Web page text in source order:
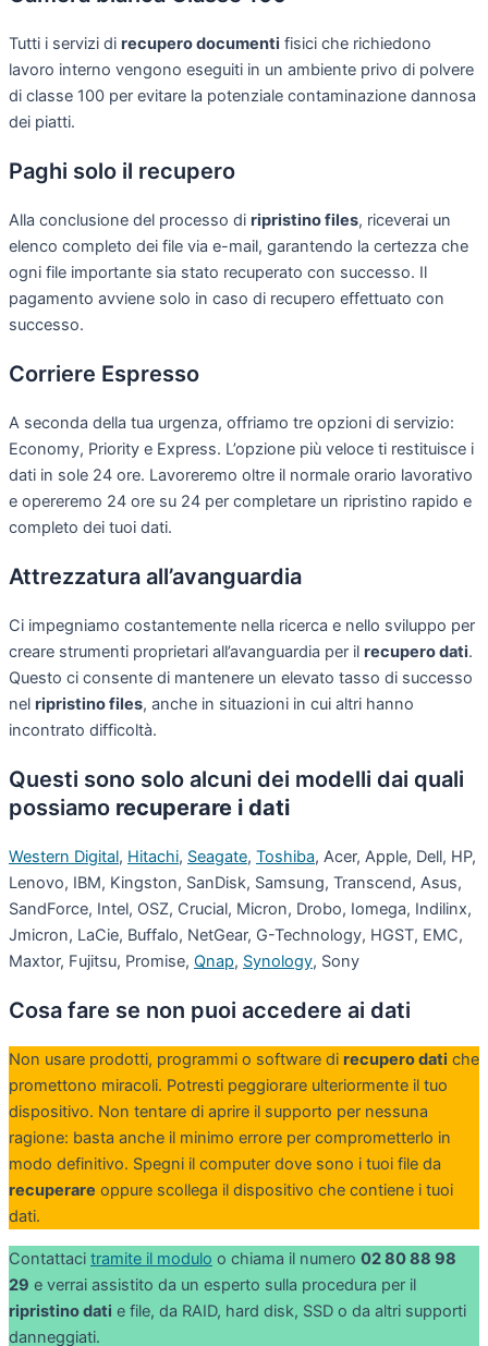
Tutti i servizi di recupero documenti fisici che richiedono
lavoro interno vengono eseguiti in un ambiente privo di polvere
di classe 100 per evitare la potenziale contaminazione dannosa
dei piatti.
Paghi solo il recupero
Alla conclusione del processo di ripristino files, riceverai un
elenco completo dei file via e-mail, garantendo la certezza che
ogni file importante sia stato recuperato con successo. Il
pagamento avviene solo in caso di recupero effettuato con
successo.
Corriere Espresso
A seconda della tua urgenza, offriamo tre opzioni di servizio:
Economy, Priority e Express. L’opzione più veloce ti restituisce i
dati in sole 24 ore. Lavoreremo oltre il normale orario lavorativo
e opereremo 24 ore su 24 per completare un ripristino rapido e
completo dei tuoi dati.
Attrezzatura all’avanguardia
Ci impegniamo costantemente nella ricerca e nello sviluppo per
creare strumenti proprietari all’avanguardia per il recupero dati.
Questo ci consente di mantenere un elevato tasso di successo
nel ripristino files, anche in situazioni in cui altri hanno
incontrato difficoltà.
Questi sono solo alcuni dei modelli dai quali
possiamo recuperare i dati
Western Digital, Hitachi, Seagate, Toshiba, Acer, Apple, Dell, HP,
Lenovo, IBM, Kingston, SanDisk, Samsung, Transcend, Asus,
SandForce, Intel, OSZ, Crucial, Micron, Drobo, Iomega, Indilinx,
Jmicron, LaCie, Buffalo, NetGear, G-Technology, HGST, EMC,
Maxtor, Fujitsu, Promise, Qnap, Synology, Sony
Cosa fare se non puoi accedere ai dati
Non usare prodotti, programmi o software di recupero dati che
promettono miracoli. Potresti peggiorare ulteriormente il tuo
dispositivo. Non tentare di aprire il supporto per nessuna
ragione: basta anche il minimo errore per comprometterlo in
modo definitivo. Spegni il computer dove sono i tuoi file da
recuperare oppure scollega il dispositivo che contiene i tuoi
dati.
Contattaci tramite il modulo o chiama il numero 02 80 88 98
29 e verrai assistito da un esperto sulla procedura per il
ripristino dati e file, da RAID, hard disk, SSD o da altri supporti
danneggiati.